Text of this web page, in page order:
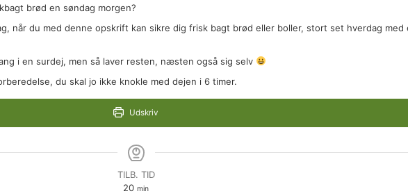
brød en søndag morgen?
når du med denne opskrift kan sikre dig frisk bagt brød eller boller, stort set hverdag med
i en surdej, men så laver resten, næsten også sig selv
du skal jo ikke knokle med dejen i 6 timer.
Udskriv
TILB. TID
20minutter
min